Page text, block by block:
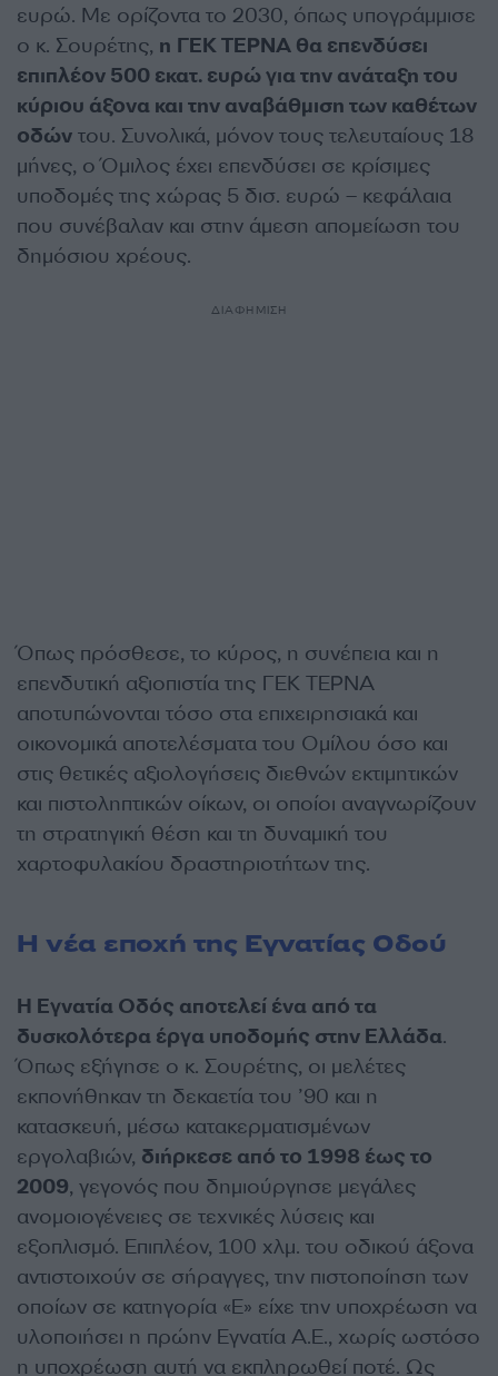
ευρώ. Με ορίζοντα το 2030, όπως υπογράμμισε
ο κ. Σουρέτης, η ΓΕΚ ΤΕΡΝΑ θα επενδύσει
επιπλέον 500 εκατ. ευρώ για την ανάταξη του
κύριου άξονα και την αναβάθμιση των καθέτων
οδών του. Συνολικά, μόνον τους τελευταίους 18
μήνες, ο Όμιλος έχει επενδύσει σε κρίσιμες
υποδομές της χώρας 5 δισ. ευρώ – κεφάλαια
που συνέβαλαν και στην άμεση απομείωση του
δημόσιου χρέους.
ΔΙΑΦΗΜΙΣΗ
Όπως πρόσθεσε, το κύρος, η συνέπεια και η
επενδυτική αξιοπιστία της ΓΕΚ ΤΕΡΝΑ
αποτυπώνονται τόσο στα επιχειρησιακά και
οικονομικά αποτελέσματα του Ομίλου όσο και
στις θετικές αξιολογήσεις διεθνών εκτιμητικών
και πιστοληπτικών οίκων, οι οποίοι αναγνωρίζουν
τη στρατηγική θέση και τη δυναμική του
χαρτοφυλακίου δραστηριοτήτων της.
Η νέα εποχή της Εγνατίας Οδού
Η Εγνατία Οδός αποτελεί ένα από τα
δυσκολότερα έργα υποδομής στην Ελλάδα.
Όπως εξήγησε ο κ. Σουρέτης, οι μελέτες
εκπονήθηκαν τη δεκαετία του ’90 και η
κατασκευή, μέσω κατακερματισμένων
εργολαβιών, διήρκεσε από το 1998 έως το
2009, γεγονός που δημιούργησε μεγάλες
ανομοιογένειες σε τεχνικές λύσεις και
εξοπλισμό. Επιπλέον, 100 χλμ. του οδικού άξονα
αντιστοιχούν σε σήραγγες, την πιστοποίηση των
οποίων σε κατηγορία «Ε» είχε την υποχρέωση να
υλοποιήσει η πρώην Εγνατία Α.Ε., χωρίς ωστόσο
η υποχρέωση αυτή να εκπληρωθεί ποτέ. Ως